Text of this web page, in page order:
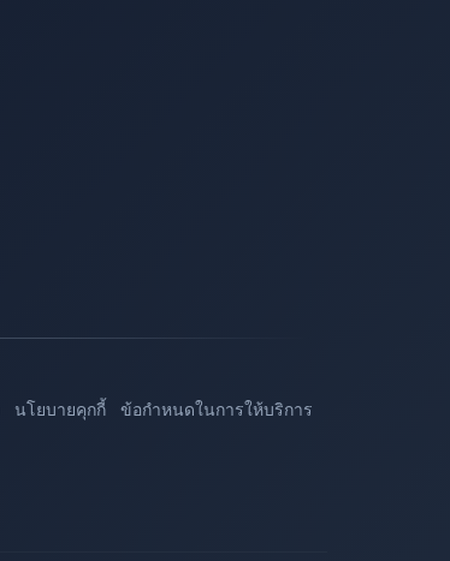
นโยบายคุกกี้ ข้อกำหนดในการให้บริการ